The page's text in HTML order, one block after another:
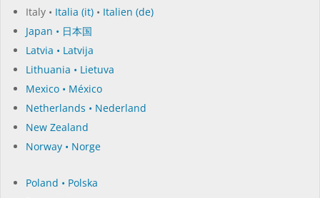
Italy • Italia (it) • Italien (de)
Japan • 日本国
Latvia • Latvija
Lithuania • Lietuva
Mexico • México
Netherlands • Nederland
New Zealand
Norway • Norge
Poland • Polska